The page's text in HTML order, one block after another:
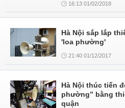
16:13 01/02/2018
Hà Nội sắp lắp
'loa phường'
21:40 01/12/2017
Hà Nội thúc tiến
phường” bằng
quận